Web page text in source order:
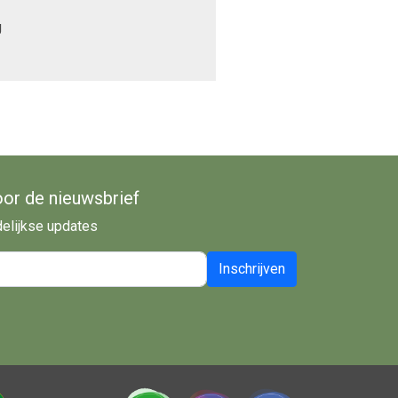
de nieuwsbrief
updates
Inschrijven